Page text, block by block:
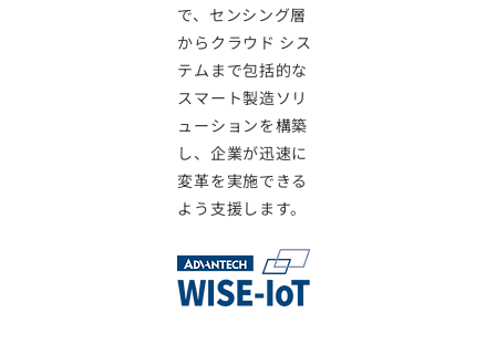
で、センシング層
からクラウド シス
テムまで包括的な
スマート製造ソリ
ューションを構築
し、企業が迅速に
変革を実施できる
よう支援します。